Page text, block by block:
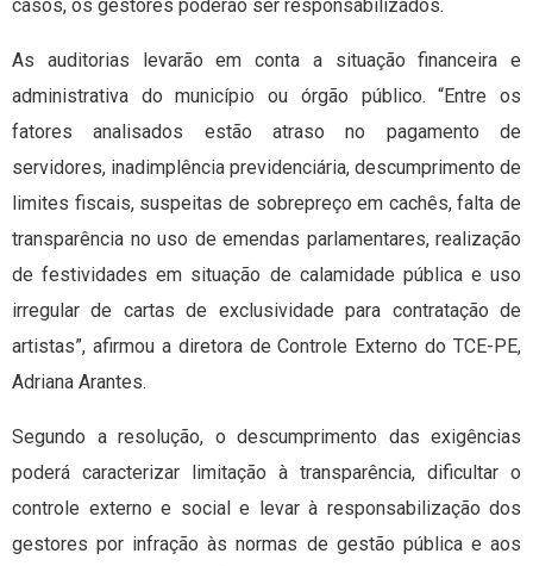
casos, os gestores poderão ser responsabilizados.
As auditorias levarão em conta a situação financeira e
administrativa do município ou órgão público. “Entre os
fatores analisados estão atraso no pagamento de
servidores, inadimplência previdenciária, descumprimento de
limites fiscais, suspeitas de sobrepreço em cachês, falta de
transparência no uso de emendas parlamentares, realização
de festividades em situação de calamidade pública e uso
irregular de cartas de exclusividade para contratação de
artistas”, afirmou a diretora de Controle Externo do TCE-PE,
Adriana Arantes.
Segundo a resolução, o descumprimento das exigências
poderá caracterizar limitação à transparência, dificultar o
controle externo e social e levar à responsabilização dos
gestores por infração às normas de gestão pública e aos